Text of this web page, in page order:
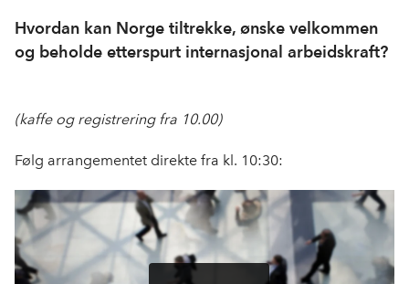
Hvordan kan Norge tiltrekke, ønske velkommen
og beholde etterspurt internasjonal arbeidskraft?
(kaffe og registrering fra 10.00)
Følg arrangementet direkte fra kl. 10:30: